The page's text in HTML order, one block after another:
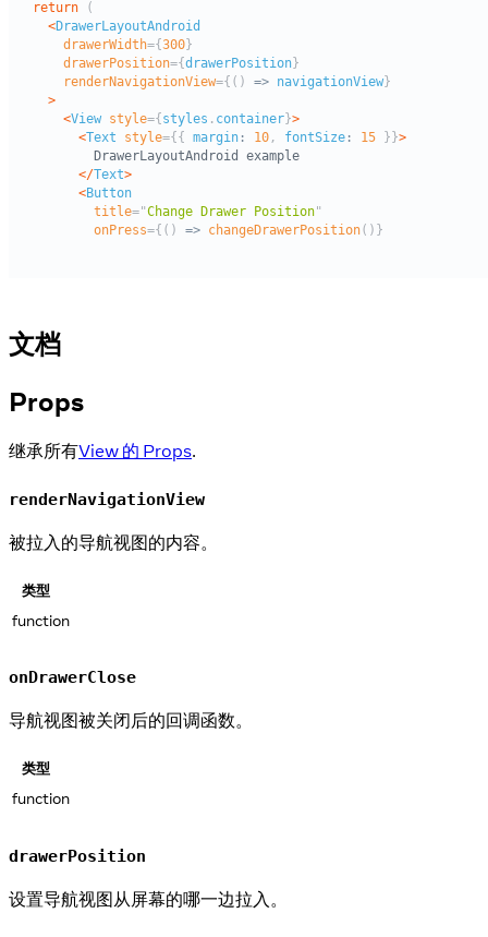
文档
Props
继承所有View 的 Props.
renderNavigationView
被拉入的导航视图的内容。
类型
function
onDrawerClose
导航视图被关闭后的回调函数。
类型
function
drawerPosition
设置导航视图从屏幕的哪一边拉入。